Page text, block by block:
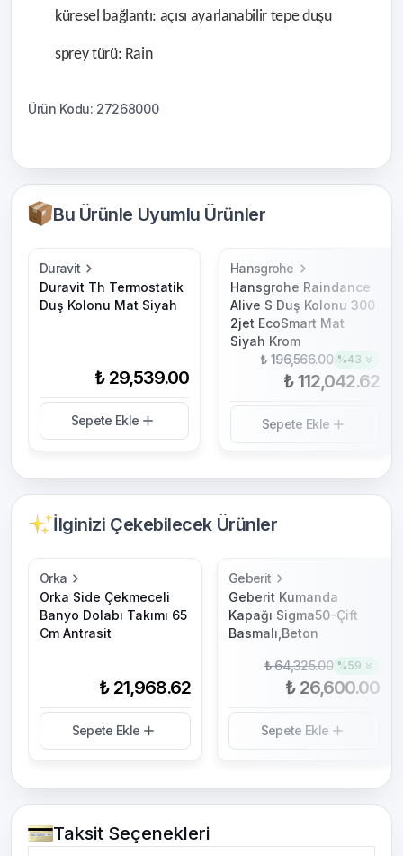
Bu Ürünle Uyumlu Ürünler
Duravit
Duravit Th Termostatik
Duş Kolonu Mat Siyah
₺ 29,539.00
Sepete Ekle
Hansgrohe
Hansgrohe Raindance
Alive S Duş Kolonu 300
2jet EcoSmart Mat
Siyah Krom
₺ 196,566.00 %43
₺ 112,042.62
Sepete Ekle
İlginizi Çekebilecek Ürünler
Orka
Orka Side Çekmeceli
Banyo Dolabı Takımı 65
Cm Antrasit
₺ 21,968.62
Sepete Ekle
Geberit
Geberit Kumanda
Kapağı Sigma50-Çift
Basmalı,Beton
₺ 64,325.00 %59
₺ 26,600.00
Sepete Ekle
küresel bağlantı: açısı ayarlanabilir tepe duşu
sprey türü: Rain
Ürün Kodu: 27268000
Taksit Seçenekleri